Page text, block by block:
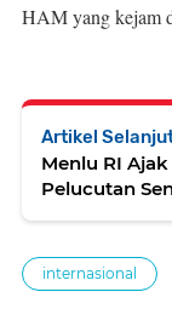
HAM yang kejam
Artikel
Menlu RI
Pelucutan
internasional